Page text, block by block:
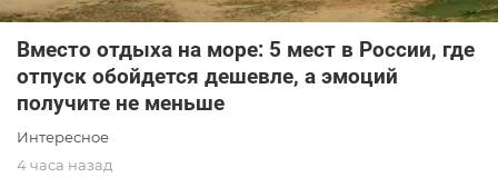
Вместо отдыха на море: 5 мест в России, где
отпуск обойдется дешевле, а эмоций
получите не меньше
Интересное
4 часа назад